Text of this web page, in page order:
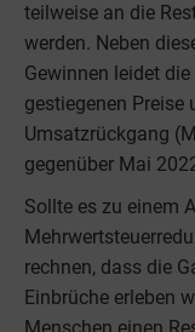
teilweise an die
werden. Neben
Gewinnen leidet
gestiegenen Preise
Umsatzrückgang
gegenüber Mai
Sollte es zu einem
rechnen, dass die
Einbrüche erleben